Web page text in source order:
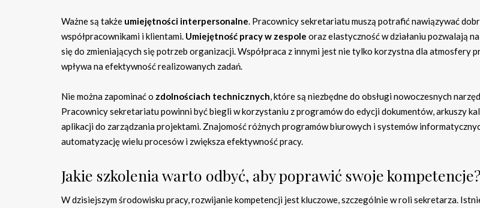
Ważne są także umiejętności interpersonalne. Pracownicy sekretariatu muszą potrafić nawiązywać
współpracownikami i klientami. Umiejętność pracy w zespole oraz elastyczność w działaniu pozwalają
się do zmieniających się potrzeb organizacji. Współpraca z innymi jest nie tylko korzystna dla atmosfery
wpływa na efektywność realizowanych zadań.
Nie można zapominać o zdolnościach technicznych, które są niezbędne do obsługi nowoczesnych
Pracownicy sekretariatu powinni być biegli w korzystaniu z programów do edycji dokumentów, arkuszy
aplikacji do zarządzania projektami. Znajomość różnych programów biurowych i systemów
automatyzację wielu procesów i zwiększa efektywność pracy.
Jakie szkolenia warto odbyć, aby poprawić swoje kompetencje?
W dzisiejszym środowisku pracy, rozwijanie kompetencji jest kluczowe, szczególnie w roli sekretarza.